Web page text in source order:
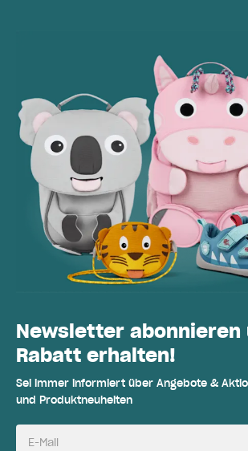
Newsletter abonnieren
Rabatt erhalten!
Sei immer informiert über Angebote &
und Produktneuheiten
E-Mail